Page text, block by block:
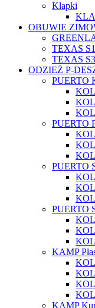
Klapki
OBUWIE
TEXAS
TEXAS
ODZIEŻ P-
PUERTO
PUERTO
PUERTO
PUERTO
KAMP
KAMP